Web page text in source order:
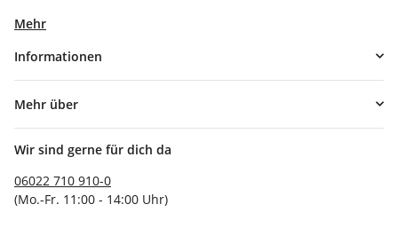
Mehr
Informationen
Mehr über
Wir sind gerne für dich da
06022 710 910-0
(Mo.-Fr. 11:00 - 14:00 Uhr)